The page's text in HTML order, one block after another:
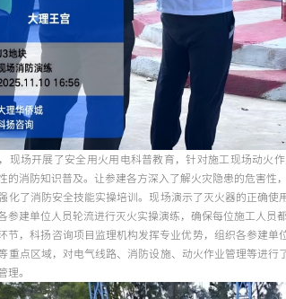
现场开展了安全用火用电科普教育，针对施工现场动火
的消防知识普及。让参建各方深入了解火灾隐患的危害性
化了消防安全技能实操培训。现场演示了灭火器的正确
参建单位人员轮流进行灭火实操演练，确保每位施工人员
节，科扬咨询项目监理机构发挥专业优势，组织各参建单
重点区域，对电气线路、消防设施、动火作业管理等进
理。